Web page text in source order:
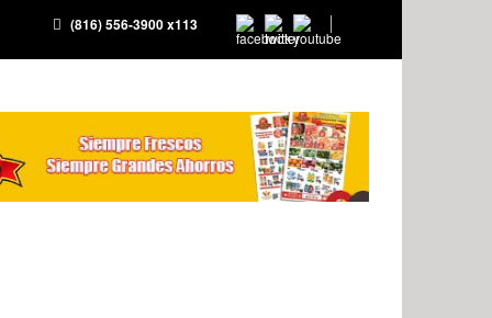
(816) 556-3900 x113